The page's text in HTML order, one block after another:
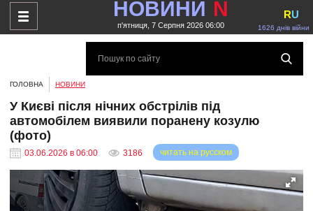
НОВИНИ N
п'ятниця, 7 Серпня 2026 06:00 1626 днів війни
RU
ГОЛОВНА НОВИНИ
У Києві після нічних обстрілів під
автомобілем виявили поранену козулю
(фото)
03.06.2026 в 06:00 3186 читать на русском